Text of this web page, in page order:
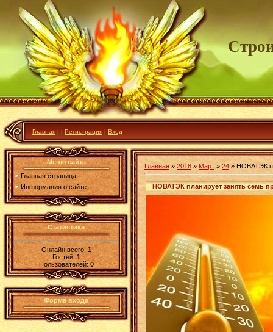
Главная | | Регистрация | Вход
Меню сайта
Главная страница
Информация о сайте
Статистика
Онлайн всего:1
Гостей:1
Пользователей: 0
Форма входа
Главная » 2018 » Март » 24 » НОВАТЭК
НОВАТЭК планирует занять семь